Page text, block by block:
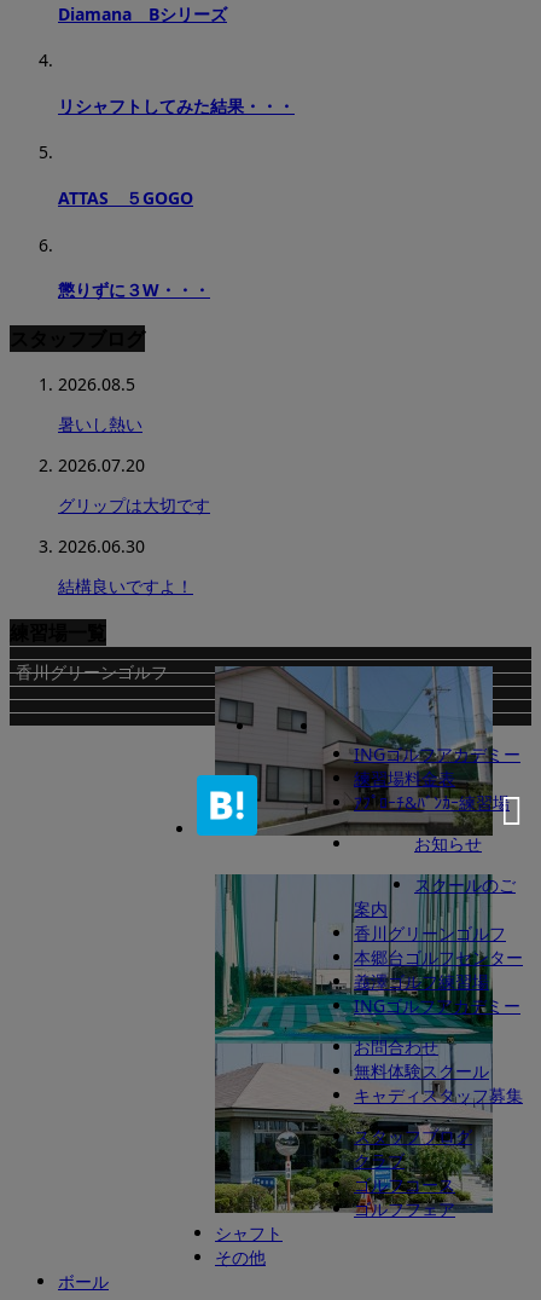
Diamana Bシリーズ
リシャフトしてみた結果・・・
ATTAS ５GOGO
懲りずに３W・・・
2026.08.5
暑いし熱い
2026.07.20
グリップは大切です
2026.06.30
結構良いですよ！
香川グリーンゴルフ
義澤ゴルフ練習場
INGゴルフアカデミー
練習場料金表
ｱﾌﾟﾛｰﾁ&ﾊﾞﾝｶｰ練習場
お知らせ
スクールのご
案内
香川グリーンゴルフ
本郷台ゴルフセンター
義澤ゴルフ練習場
INGゴルフアカデミー
お問合わせ
無料体験スクール
キャディスタッフ募集
スタッフブログ
クラブ
ゴルフコース
ゴルフフェア
シャフト
その他
ボール